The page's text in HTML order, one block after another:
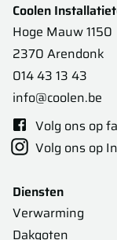
Coolen
Hoge Mauw 1150
2370 Arendonk
014 43 13 43
info@coolen.be
Volg ons op
Volg ons op
Diensten
Verwarming
Dakgoten